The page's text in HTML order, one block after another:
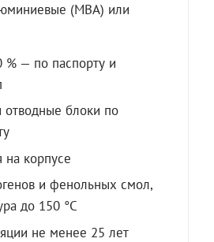
(МВА) или
% — по паспорту и
отводные блоки по
корпусе
и фенольных смол,
до 150 °C
не менее 25 лет